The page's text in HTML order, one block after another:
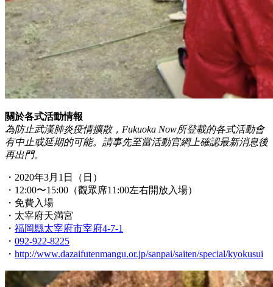
關於各式活動情報
為防止武漢肺炎疫情擴散，Fukuoka Now所登載的各式活動會
有中止或延期的可能。請事先至當活動官網上確認最新消息後
再出門。
・2020年3月1日（日）
・12:00〜15:00（觀眾席11:00左右開放入場）
・免費入場
・太宰府天満宮
・ 福岡縣太宰府市宰府4-7-1
・ 092-922-8225
・ http://www.dazaifutenmangu.or.jp/sanpai/saiten/special/kyokusui